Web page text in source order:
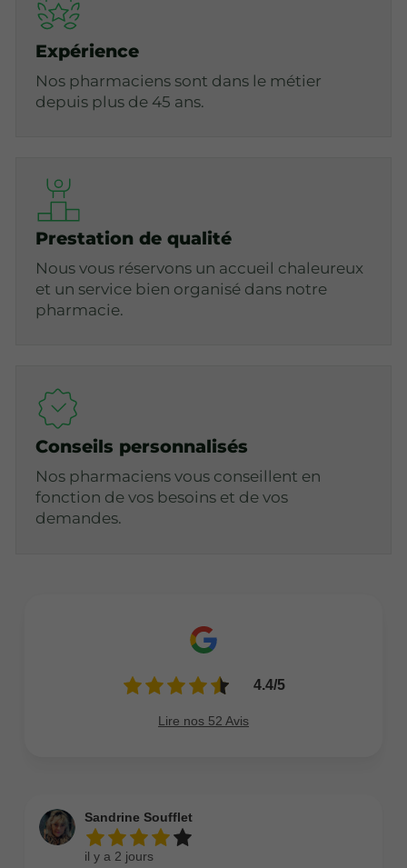
Expérience
Nos pharmaciens sont dans le métier
depuis plus de 45 ans.
Prestation de qualité
Nous vous réservons un accueil chaleureux
et un service bien organisé dans notre
pharmacie.
Conseils personnalisés
Nos pharmaciens vous conseillent en
fonction de vos besoins et de vos
demandes.